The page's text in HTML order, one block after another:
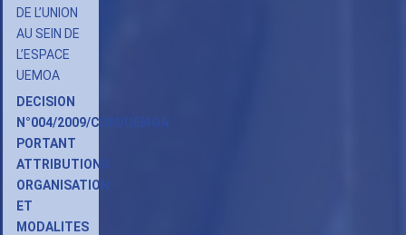
DE L’UNION
AU SEIN DE
L’ESPACE
UEMOA
DECISION
N°004/2009/COM/UEMOA
PORTANT
ATTRIBUTIONS
ORGANISATION
ET
MODALITES